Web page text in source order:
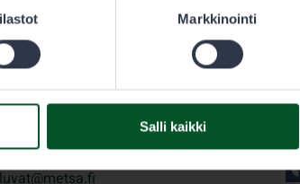
Markkinointi
Salli kaikki